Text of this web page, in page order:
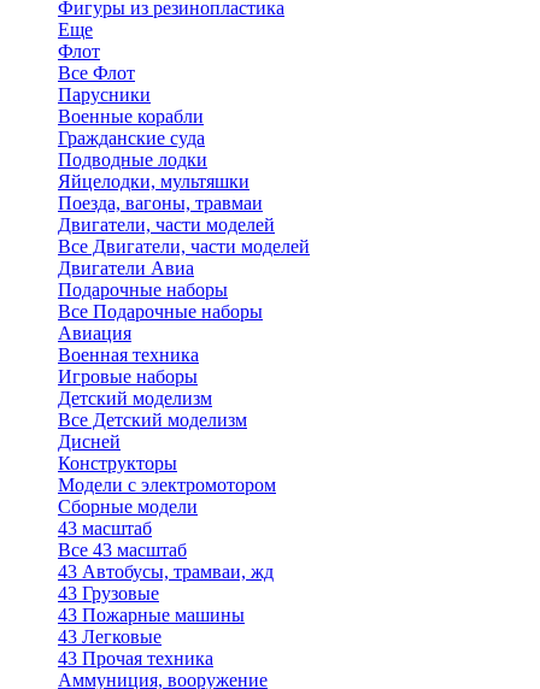
Фигуры из резинопластика
Еще
Флот
Все Флот
Парусники
Военные корабли
Гражданские суда
Подводные лодки
Яйцелодки, мультяшки
Поезда, вагоны, травмаи
Двигатели, части моделей
Все Двигатели, части моделей
Двигатели Авиа
Подарочные наборы
Все Подарочные наборы
Авиация
Военная техника
Игровые наборы
Детский моделизм
Все Детский моделизм
Дисней
Конструкторы
Модели с электромотором
Сборные модели
43 масштаб
Все 43 масштаб
43 Автобусы, трамваи, жд
43 Грузовые
43 Пожарные машины
43 Легковые
43 Прочая техника
Аммуниция, вооружение